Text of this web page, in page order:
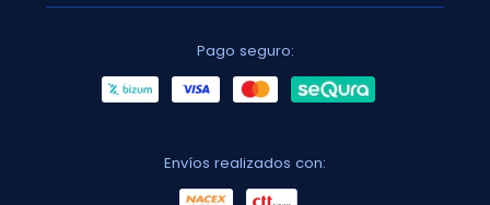
Pago seguro:
Envíos realizados con: